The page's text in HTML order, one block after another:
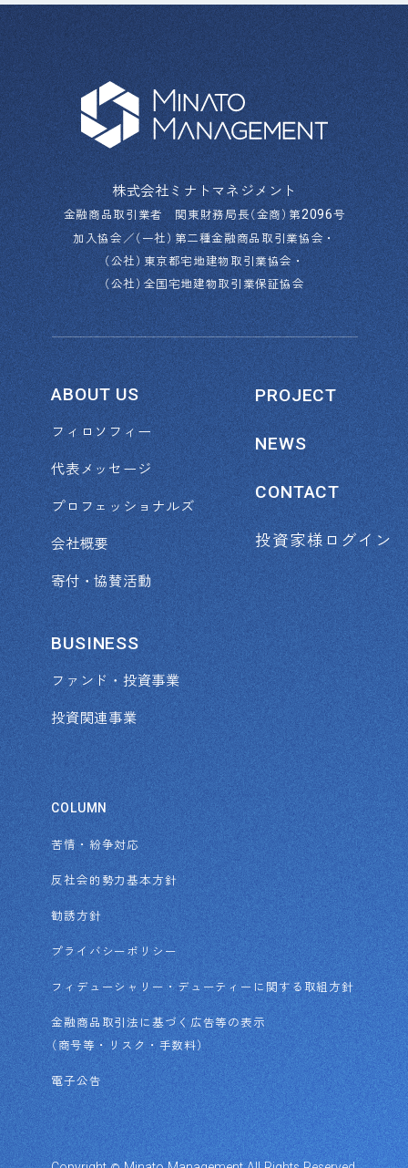
株式会社ミナトマネジメント
金融商品取引業者 関東財務局長（金商）第2096号
加入協会／（一社）第二種金融商品取引業協会・
（公社）東京都宅地建物取引業協会・
（公社）全国宅地建物取引業保証協会
ABOUT US
フィロソフィー
代表メッセージ
プロフェッショナルズ
会社概要
寄付・協賛活動
BUSINESS
ファンド・投資事業
投資関連事業
PROJECT
NEWS
CONTACT
投資家様ログイン
COLUMN
苦情・紛争対応
反社会的勢力基本方針
勧誘方針
プライバシーポリシー
フィデューシャリー・デューティーに関する取組方針
金融商品取引法に基づく広告等の表示
（商号等・リスク・手数料）
電子公告